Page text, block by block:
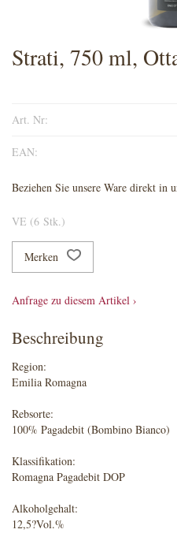
Strati, 750 ml,
Art. Nr:
EAN:
Beziehen Sie unsere Ware direkt in
VE (6 Stk.)
Merken
Anfrage zu diesem Artikel ›
Beschreibung
Region:
Emilia Romagna
Rebsorte:
100% Pagadebit (Bombino Bianco)
Klassifikation:
Romagna Pagadebit DOP
Alkoholgehalt:
12,5?Vol.%